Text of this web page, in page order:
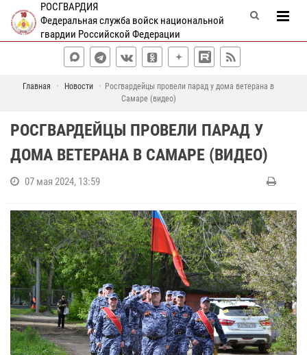
РОСГВАРДИЯ
Федеральная служба войск национальной
гвардии Российской Федерации
Главная Новости
Росгвардейцы провели парад у дома ветерана в
Самаре (видео)
РОСГВАРДЕЙЦЫ ПРОВЕЛИ ПАРАД У
ДОМА ВЕТЕРАНА В САМАРЕ (ВИДЕО)
07 мая 2024, 13:59